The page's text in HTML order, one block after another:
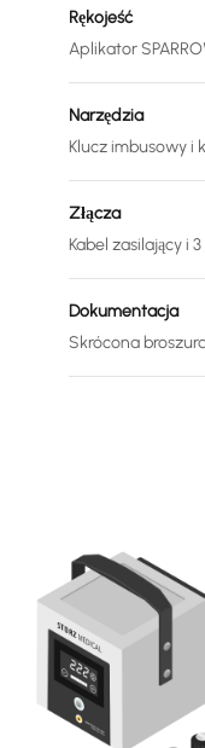
Rękojeść
Aplikator
Narzędzia
Klucz imbusowy i
Złącza
Kabel zasilający i
Dokumentacja
Skrócona